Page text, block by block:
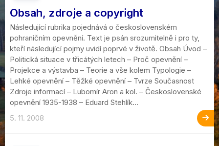
Obsah, zdroje a copyright
Následující rubrika pojednává o československém
pohraničním opevnění. Text je psán srozumitelně i pro ty,
kteří následující pojmy uvidí poprvé v životě. Obsah Úvod –
Politická situace v třicátých letech – Proč opevnění –
Projekce a výstavba – Teorie a vše kolem Typologie –
Lehké opevnění – Těžké opevnění – Tvrze Současnost
Zdroje informací – Lubomír Aron a kol. – Československé
opevnění 1935-1938 – Eduard Stehlík...
5. 11. 2008